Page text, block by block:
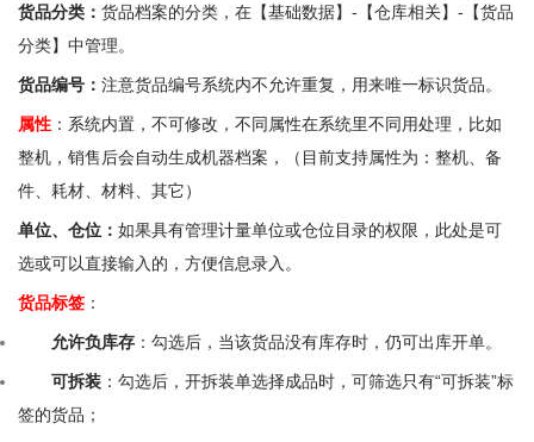
货品分类： 货品档案的分类，在【基础数据】-【仓库相关】-【货品
分类】中管理。
货品编号： 注意货品编号系统内不允许重复，用来唯一标识货品。
属性 ：系统内置，不可修改，不同属性在系统里不同用处理，比如
整机，销售后会自动生成机器档案，（目前支持属性为：整机、备
件、耗材、材料、其它）
单位、仓位： 如果具有管理计量单位或仓位目录的权限，此处是可
选或可以直接输入的，方便信息录入。
货品标签 ：
允许负库存 ：勾选后，当该货品没有库存时，仍可出库开单。
可拆装 ：勾选后，开拆装单选择成品时，可筛选只有“可拆装”标
签的货品；